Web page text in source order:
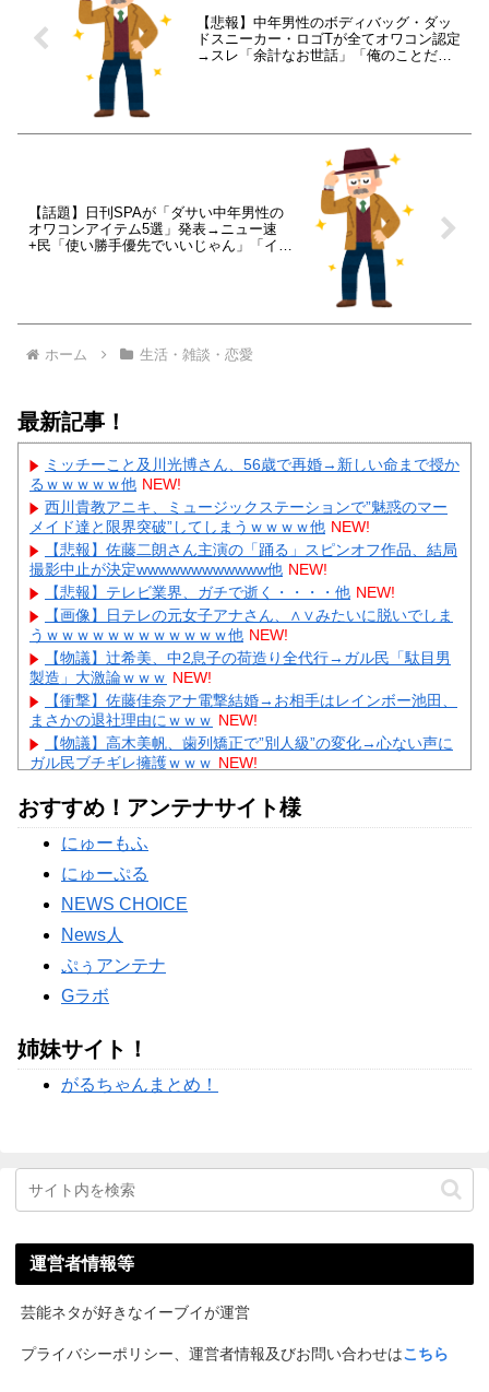
【悲報】中年男性のボディバッグ・ダッ
ドスニーカー・ロゴTが全てオワコン認定
→スレ「余計なお世話」「俺のことだ」
【話題】日刊SPAが「ダサい中年男性の
オワコンアイテム5選」発表→ニュー速
+民「使い勝手優先でいいじゃん」「イケ
ホーム 生活・雑談・恋愛
最新記事！
ミッチーこと及川光博さん、56歳で再婚→新しい命まで授か
るｗｗｗｗｗ他 NEW!
西川貴教アニキ、ミュージックステーションで”魅惑のマー
メイド達と限界突破”してしまうｗｗｗｗ他 NEW!
【悲報】佐藤二朗さん主演の「踊る」スピンオフ作品、結局
撮影中止が決定wwwwwwwwwwww他 NEW!
【悲報】テレビ業界、ガチで逝く・・・・他 NEW!
【画像】日テレの元女子アナさん、∧∨みたいに脱いでしま
うｗｗｗｗｗｗｗｗｗｗｗｗ他 NEW!
【物議】辻希美、中2息子の荷造り全代行→ガル民「駄目男
製造」大激論ｗｗｗ NEW!
【衝撃】佐藤佳奈アナ電撃結婚→お相手はレインボー池田、
まさかの退社理由にｗｗｗ NEW!
【物議】高木美帆、歯列矯正で”別人級”の変化→心ない声に
ガル民ブチギレ擁護ｗｗｗ NEW!
女性にガル民総ツッコミｗｗｗ
【物議】水川かたまりの授乳姿に“子育て警察”出動→ガル民
「私も足組んでた」大合唱ｗｗｗ
Powered by livedoor 相互RSS
おすすめ！アンテナサイト様
にゅーもふ
にゅーぷる
NEWS CHOICE
News人
ぷぅアンテナ
Gラボ
姉妹サイト！
がるちゃんまとめ！
運営者情報等
芸能ネタが好きなイーブイが運営
プライバシーポリシー、運営者情報及びお問い合わせはこちら